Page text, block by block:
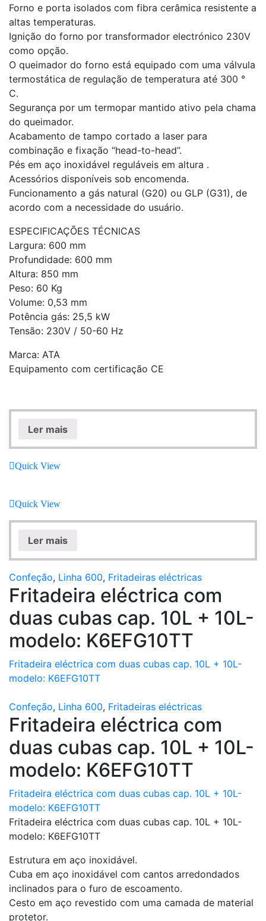
Forno e porta isolados com fibra cerâmica resistente a
altas temperaturas.
Ignição do forno por transformador electrónico 230V
como opção.
O queimador do forno está equipado com uma válvula
termostática de regulação de temperatura até 300 °
C.
Segurança por um termopar mantido ativo pela chama
do queimador.
Acabamento de tampo cortado a laser para
combinação e fixação “head-to-head”.
Pés em aço inoxidável reguláveis em altura .
Acessórios disponíveis sob encomenda.
Funcionamento a gás natural (G20) ou GLP (G31), de
acordo com a necessidade do usuário.
ESPECIFICAÇÕES TÉCNICAS
Largura: 600 mm
Profundidade: 600 mm
Altura: 850 mm
Peso: 60 Kg
Volume: 0,53 mm
Potência gás: 25,5 kW
Tensão: 230V / 50-60 Hz
Marca: ATA
Equipamento com certificação CE
Ler mais
Quick View
Quick View
Ler mais
Confeção, Linha 600, Fritadeiras eléctricas
Fritadeira eléctrica com
duas cubas cap. 10L + 10L-
modelo: K6EFG10TT
Fritadeira eléctrica com duas cubas cap. 10L + 10L-
modelo: K6EFG10TT
Confeção, Linha 600, Fritadeiras eléctricas
Fritadeira eléctrica com
duas cubas cap. 10L + 10L-
modelo: K6EFG10TT
Fritadeira eléctrica com duas cubas cap. 10L + 10L-
modelo: K6EFG10TT
Fritadeira eléctrica com duas cubas cap. 10L + 10L-
modelo: K6EFG10TT
Estrutura em aço inoxidável.
Cuba em aço inoxidável com cantos arredondados
inclinados para o furo de escoamento.
Cesto em aço revestido com uma camada de material
protetor.